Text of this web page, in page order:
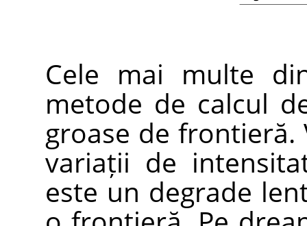
Cele mai multe
metode de calcul
groase de frontieră.
variații de
este un degrade